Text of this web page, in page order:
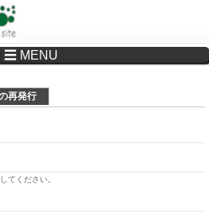
んでいいか分からない方へ…まずはご相談く
☰ MENU
) 再発行
てください。